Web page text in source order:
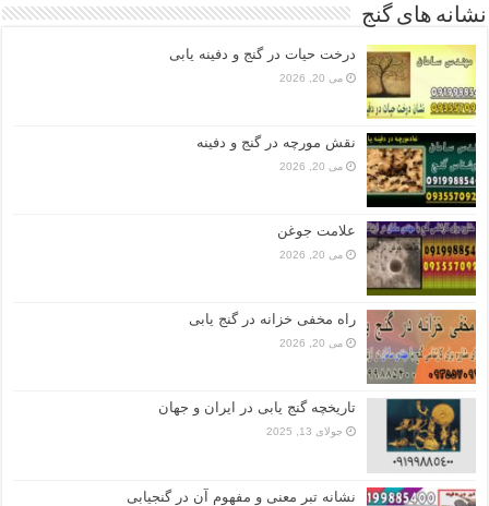
نشانه های گنج
درخت حیات در گنج و دفینه یابی
می 20, 2026
نقش مورچه در گنج و دفینه
می 20, 2026
علامت جوغن
می 20, 2026
راه مخفی خزانه در گنج یابی
می 20, 2026
تاریخچه گنج‌ یابی در ایران و جهان
جولای 13, 2025
نشانه تبر معنی و مفهوم آن در گنجیابی